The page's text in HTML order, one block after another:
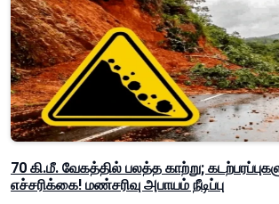
70 கி.மீ. வேகத்தில் பலத்த காற்று;
எச்சரிக்கை! மண்சரிவு அபாயம் நீடிப்பு